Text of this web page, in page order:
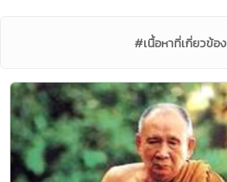
#เนื้อหาที่เกี่ยวข้อง